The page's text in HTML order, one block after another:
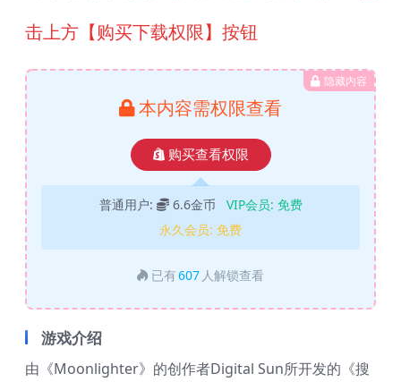
击上方【购买下载权限】按钮
隐藏内容
本内容需权限查看
购买查看权限
普通用户: 6.6金币 VIP会员: 免费
永久会员: 免费
已有607 人解锁查看
游戏介绍
由《Moonlighter》的创作者Digital Sun所开发的《搜